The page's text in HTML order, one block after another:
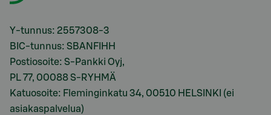
Y-tunnus: 2557308-3
BIC-tunnus: SBANFIHH
Postiosoite: S-Pankki Oyj,
PL 77, 00088 S-RYHMÄ
Katuosoite: Fleminginkatu 34, 00510 HELSINKI (ei
asiakaspalvelua)